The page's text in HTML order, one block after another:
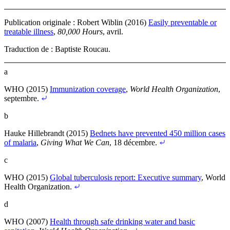
Publication originale : Robert Wiblin (2016) Easily preventable or
treatable illness, 80,000 Hours, avril.
Traduction de : Baptiste Roucau.
a
WHO (2015) Immunization coverage, World Health Organization,
septembre.
b
Hauke Hillebrandt (2015) Bednets have prevented 450 million cases
of malaria, Giving What We Can, 18 décembre.
c
WHO (2015) Global tuberculosis report: Executive summary, World
Health Organization.
d
WHO (2007) Health through safe drinking water and basic